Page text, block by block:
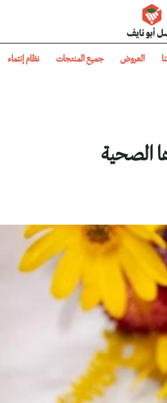
أبو نايف
العروض جميع المنتجات نظام إنتماء
الصحية